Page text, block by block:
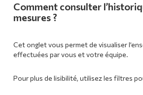
Comment consulter
mesures ?
Cet onglet vous permet de visualiser
effectuées par vous et votre équipe.
Pour plus de lisibilité, utilisez les filtres